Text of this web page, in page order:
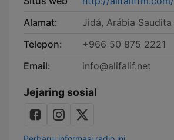
Alamat:
Jidá, Arábia Saudita
Telepon:
+966 50 875 2221
Email:
info@alifalif.net
Jejaring sosial